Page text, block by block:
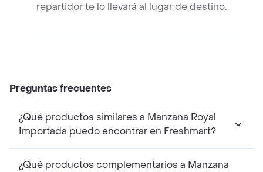
repartidor te lo llevará al lugar de destino.
Preguntas frecuentes
¿Qué productos similares a Manzana Royal
Importada puedo encontrar en Freshmart?
¿Qué productos complementarios a Manzana